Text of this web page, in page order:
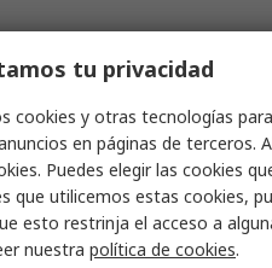
tu privacidad
cookies y otras tecnologías
en páginas de terceros.
Puedes elegir las cookies
que utilicemos estas cookies,
esto restrinja el acceso a
nuestra política de cookies.